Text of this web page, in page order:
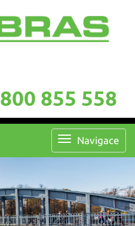
800 855 558
Navigace